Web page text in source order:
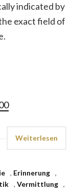
indicated by
exact field of
Weiterlesen
, Erinnerung
,
, Vermittlung
,